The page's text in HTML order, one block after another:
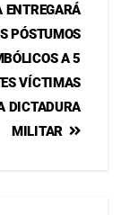
ENTREGARÁ
PÓSTUMOS
A 5
VÍCTIMAS
DICTADURA
MILITAR